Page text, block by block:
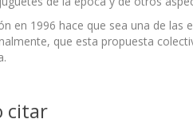
en 1996 hace que sea una de las
que esta propuesta
citar